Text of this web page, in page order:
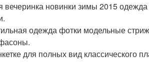
новинки зимы 2015
одежда фотки модельные
для полных вид классического